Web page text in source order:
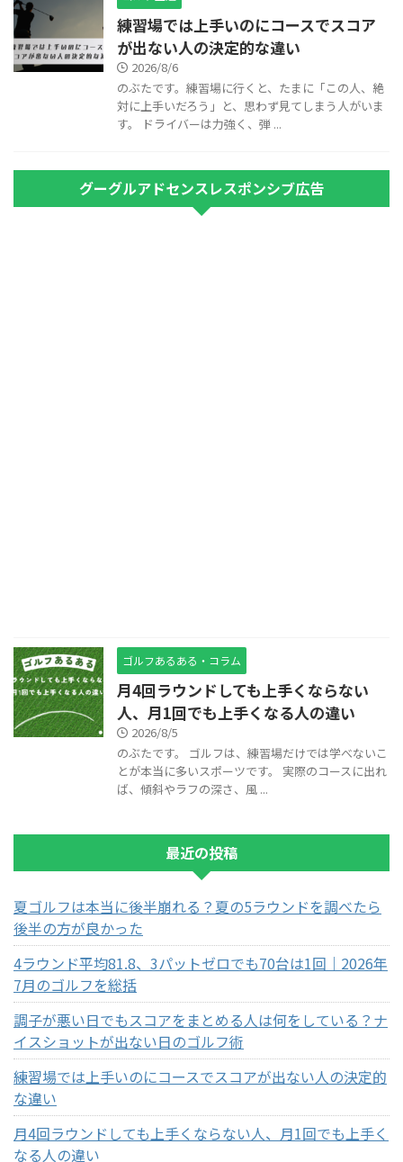
練習場では上手いのにコースでスコア
が出ない人の決定的な違い
2026/8/6
のぶたです。練習場に行くと、たまに「この人、絶
対に上手いだろう」と、思わず見てしまう人がいま
す。 ドライバーは力強く、弾 ...
グーグルアドセンスレスポンシブ広告
ゴルフあるある・コラム
月4回ラウンドしても上手くならない
人、月1回でも上手くなる人の違い
2026/8/5
のぶたです。 ゴルフは、練習場だけでは学べないこ
とが本当に多いスポーツです。 実際のコースに出れ
ば、傾斜やラフの深さ、風 ...
最近の投稿
夏ゴルフは本当に後半崩れる？夏の5ラウンドを調べたら
後半の方が良かった
4ラウンド平均81.8、3パットゼロでも70台は1回｜2026年
7月のゴルフを総括
調子が悪い日でもスコアをまとめる人は何をしている？ナ
イスショットが出ない日のゴルフ術
練習場では上手いのにコースでスコアが出ない人の決定的
な違い
月4回ラウンドしても上手くならない人、月1回でも上手く
なる人の違い